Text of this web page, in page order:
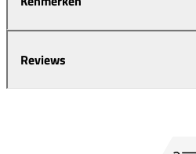
Reviews